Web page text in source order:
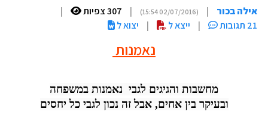
אילה בכור |
(02/07/2016 15:54)
| 307 צפיות
|
21 תגובות
| ייצא ל | יצוא ל
נאמנות
מחשבות והגיגים לגבי  נאמנות במשפחה
ובעיקר בין אחים, אבל זה נכון לגבי כל יחסים